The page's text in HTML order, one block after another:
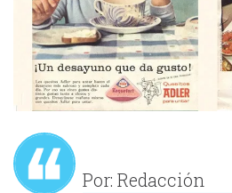
Por: Redacción